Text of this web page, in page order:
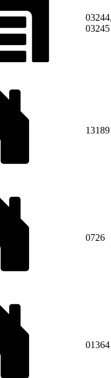
03245
13189
0726
01364